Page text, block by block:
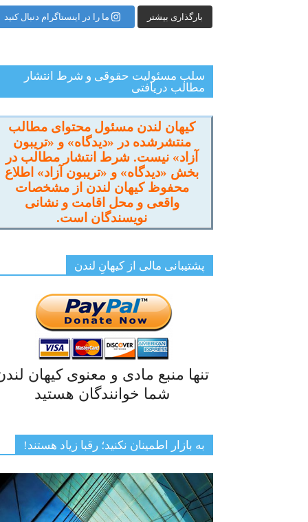
بارگذاری بیشتر ما را در اینستاگرام دنبال کنید
سلب مسئولیت حقوقی و شرط انتشار
مطالب دریافتی
کیهان لندن مسئول محتوای مطالب
منتشرشده در «دیدگاه» و «تریبون
آزاد» نیست. شرط انتشار مطالب در
بخش «دیدگاه» و «تریبون آزاد» اطلاع
محفوظ کیهان لندن از مشخصات
واقعی و محل اقامت و نشانی
نویسندگان است.
پشتیبانی مالی از کیهانِ لندن
تنها منبع مادی و معنوی کیهان
شما خوانندگان هستید
به بازار اطمینان نکنید؛ رقبا زیاد هستند!